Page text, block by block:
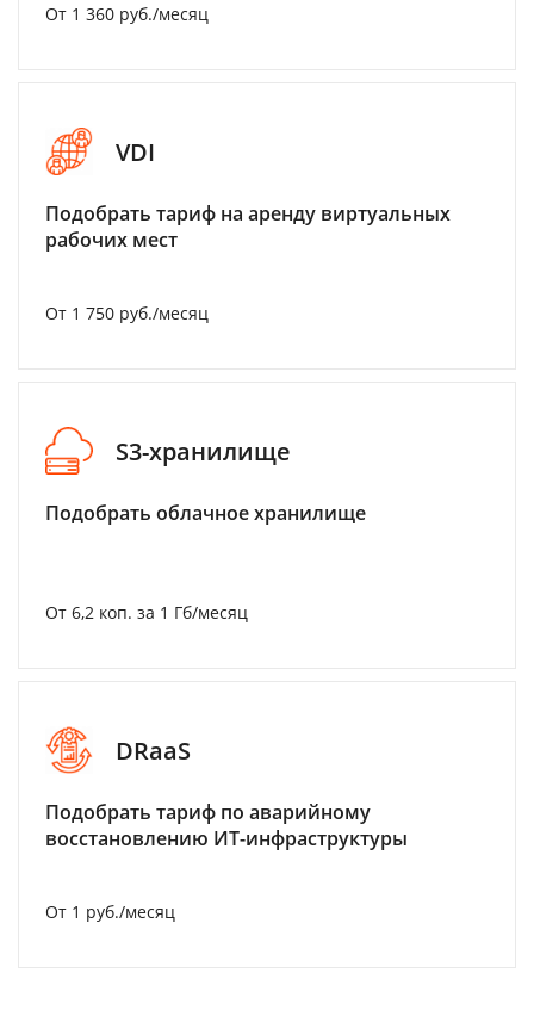
От 1 360 руб./месяц
VDI
Подобрать тариф на аренду виртуальных
рабочих мест
От 1 750 руб./месяц
S3-хранилище
Подобрать облачное хранилище
От 6,2 коп. за 1 Гб/месяц
DRaaS
Подобрать тариф по аварийному
восстановлению ИТ-инфраструктуры
От 1 руб./месяц